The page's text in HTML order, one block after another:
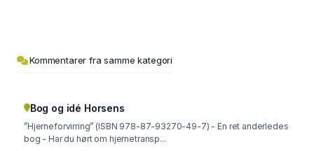
Kommentarer fra samme kategori
Bog og idé Horsens
”Hjerneforvirring” (ISBN 978-87-93270-49-7) - En ret anderledes
bog - Har du hørt om hjernetransp...